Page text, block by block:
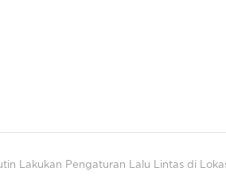
Lakukan Pengaturan Lalu Lintas di